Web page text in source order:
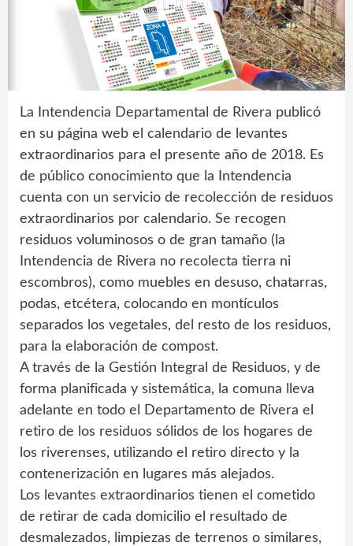
La Intendencia Departamental de Rivera publicó
en su página web el calendario de levantes
extraordinarios para el presente año de 2018. Es
de público conocimiento que la Intendencia
cuenta con un servicio de recolección de residuos
extraordinarios por calendario. Se recogen
residuos voluminosos o de gran tamaño (la
Intendencia de Rivera no recolecta tierra ni
escombros), como muebles en desuso, chatarras,
podas, etcétera, colocando en montículos
separados los vegetales, del resto de los residuos,
para la elaboración de compost.
A través de la Gestión Integral de Residuos, y de
forma planificada y sistemática, la comuna lleva
adelante en todo el Departamento de Rivera el
retiro de los residuos sólidos de los hogares de
los riverenses, utilizando el retiro directo y la
contenerización en lugares más alejados.
Los levantes extraordinarios tienen el cometido
de retirar de cada domicilio el resultado de
desmalezados, limpiezas de terrenos o similares,